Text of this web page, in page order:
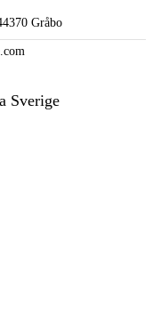
Gråbo
Sverige